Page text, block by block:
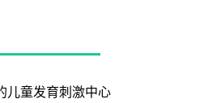
儿童发育刺激中心